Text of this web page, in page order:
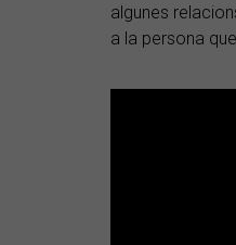
algunes
a la persona